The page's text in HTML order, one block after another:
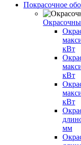
Покрасочное
кВт
кВт
кВт
мм